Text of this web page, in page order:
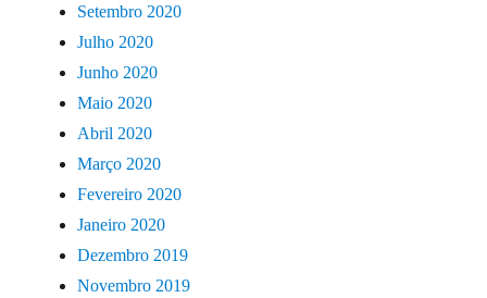
Setembro 2020
Julho 2020
Junho 2020
Maio 2020
Abril 2020
Março 2020
Fevereiro 2020
Janeiro 2020
Dezembro 2019
Novembro 2019